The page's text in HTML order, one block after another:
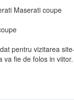
Maserati coupe
pentru vizitarea
fie de folos in